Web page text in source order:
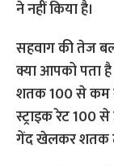
ने नहीं किया है।
सहवाग की तेज
क्या आपको पता
शतक 100 से कम
स्ट्राइक रेट 100
गेंद खेलकर शतक